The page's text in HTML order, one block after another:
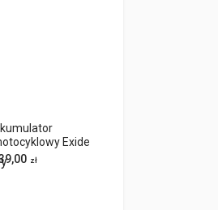
Exide
Ready AGM12-
– 12V 12Ah 210A
zł